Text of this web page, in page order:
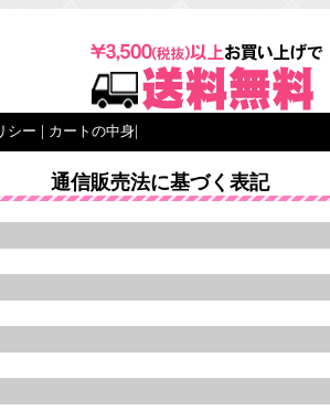
シー カートの中身|
通信販売法に基づく表記